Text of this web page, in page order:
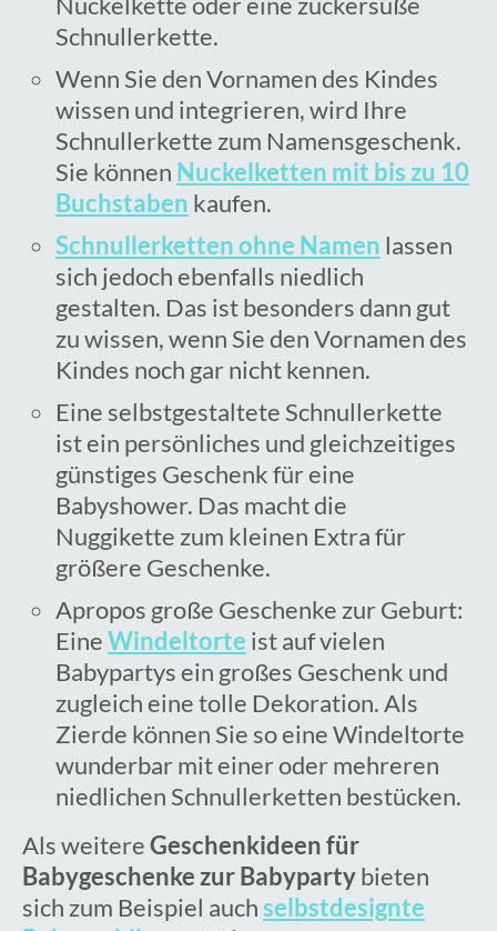
Schnullerkette.
Wenn Sie den Vornamen des Kindes
wissen und integrieren, wird Ihre
Schnullerkette zum Namensgeschenk.
Sie können Nuckelketten mit bis zu 10
Buchstaben kaufen.
Schnullerketten ohne Namen lassen
sich jedoch ebenfalls niedlich
gestalten. Das ist besonders dann gut
zu wissen, wenn Sie den Vornamen des
Kindes noch gar nicht kennen.
Eine selbstgestaltete Schnullerkette
ist ein persönliches und gleichzeitiges
günstiges Geschenk für eine
Babyshower. Das macht die
Nuggikette zum kleinen Extra für
größere Geschenke.
Apropos große Geschenke zur Geburt:
EineWindeltorte ist auf vielen
Babypartys ein großes Geschenk und
zugleich eine tolle Dekoration. Als
Zierde können Sie so eine Windeltorte
wunderbar mit einer oder mehreren
niedlichen Schnullerketten bestücken.
Als weitereGeschenkideen für
Babygeschenke zur Babypartybieten
sich zum Beispiel auchselbstdesignte